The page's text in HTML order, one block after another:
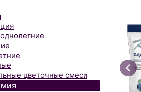
цветочные смеси